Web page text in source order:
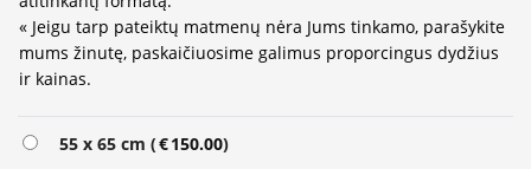
« Jeigu tarp pateiktų matmenų nėra Jums tinkamo, parašykite
mums žinutę, paskaičiuosime galimus proporcingus dydžius
ir kainas.
55 x 65 cm (€150.00)